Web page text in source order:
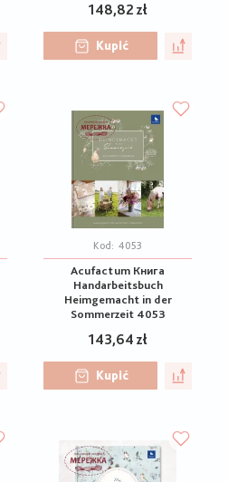
148,82 zł
Kupić
Kod: 4053
Acufactum Книга
Handarbeitsbuch
Heimgemacht in der
Sommerzeit 4053
143,64 zł
Kupić